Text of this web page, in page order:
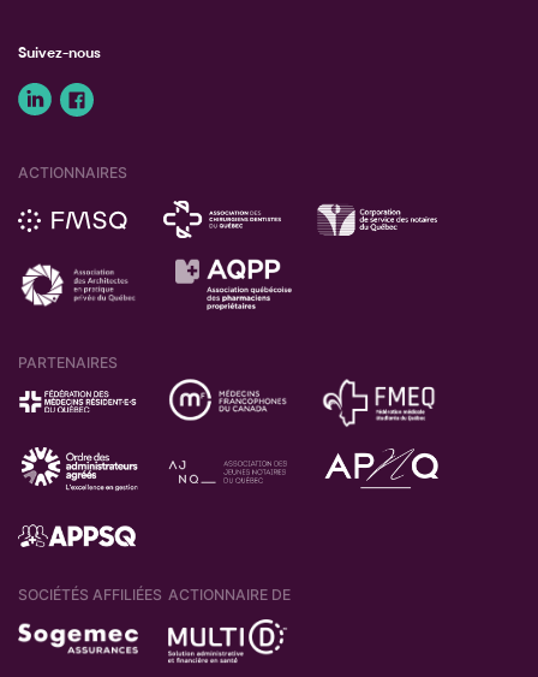
Suivez-nous
ACTIONNAIRES
PARTENAIRES
SOCIÉTÉS AFFILIÉES ACTIONNAIRE DE